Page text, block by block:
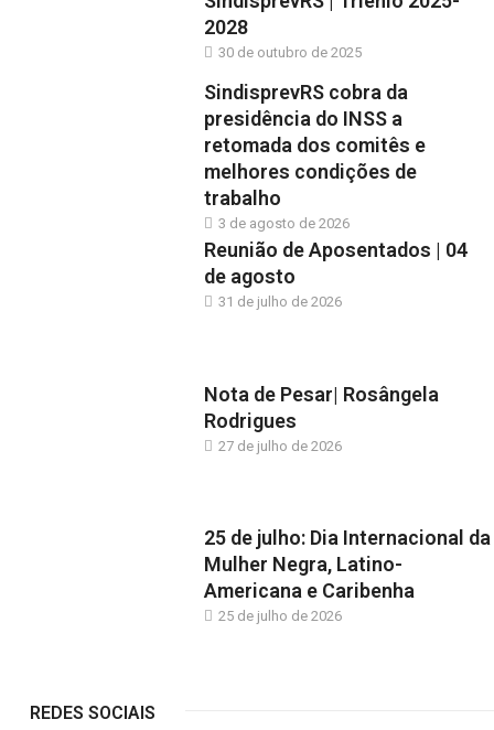
2028
30 de outubro de 2025
SindisprevRS cobra da
presidência do INSS a
retomada dos comitês e
melhores condições de
trabalho
3 de agosto de 2026
Reunião de Aposentados | 04
de agosto
31 de julho de 2026
Nota de Pesar| Rosângela
Rodrigues
27 de julho de 2026
25 de julho: Dia Internacional da
Mulher Negra, Latino-
Americana e Caribenha
25 de julho de 2026
REDES SOCIAIS